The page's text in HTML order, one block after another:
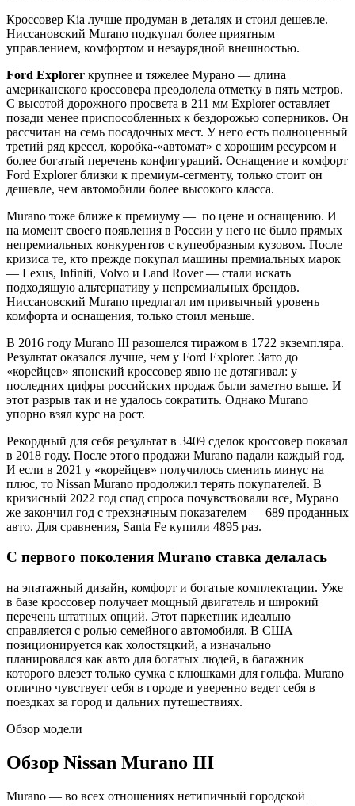
Кроссовер Kia лучше продуман в деталях и стоил дешевле.
Ниссановский Murano подкупал более приятным
управлением, комфортом и незаурядной внешностью.
Ford Explorer крупнее и тяжелее Мурано — длина
американского кроссовера преодолела отметку в пять метров.
С высотой дорожного просвета в 211 мм Explorer оставляет
позади менее приспособленных к бездорожью соперников. Он
рассчитан на семь посадочных мест. У него есть полноценный
третий ряд кресел, коробка-«автомат» с хорошим ресурсом и
более богатый перечень конфигураций. Оснащение и комфорт
Ford Explorer близки к премиум-сегменту, только стоит он
дешевле, чем автомобили более высокого класса.
Murano тоже ближе к премиуму — по цене и оснащению. И
на момент своего появления в России у него не было прямых
непремиальных конкурентов с купеобразным кузовом. После
кризиса те, кто прежде покупал машины премиальных марок
— Lexus, Infiniti, Volvo и Land Rover — стали искать
подходящую альтернативу у непремиальных брендов.
Ниссановский Murano предлагал им привычный уровень
комфорта и оснащения, только стоил меньше.
В 2016 году Murano III разошелся тиражом в 1722 экземпляра.
Результат оказался лучше, чем у Ford Explorer. Зато до
«корейцев» японский кроссовер явно не дотягивал: у
последних цифры российских продаж были заметно выше. И
этот разрыв так и не удалось сократить. Однако Murano
упорно взял курс на рост.
Рекордный для себя результат в 3409 сделок кроссовер показал
в 2018 году. После этого продажи Murano падали каждый год.
И если в 2021 у «корейцев» получилось сменить минус на
плюс, то Nissan Murano продолжил терять покупателей. В
кризисный 2022 год спад спроса почувствовали все, Мурано
же закончил год с трехзначным показателем — 689 проданных
авто. Для сравнения, Santa Fe купили 4895 раз.
С первого поколения Murano ставка делалась
на эпатажный дизайн, комфорт и богатые комплектации. Уже
в базе кроссовер получает мощный двигатель и широкий
перечень штатных опций. Этот паркетник идеально
справляется с ролью семейного автомобиля. В США
позиционируется как холостяцкий, а изначально
планировался как авто для богатых людей, в багажник
которого влезет только сумка с клюшками для гольфа. Murano
отлично чувствует себя в городе и уверенно ведет себя в
поездках за город и дальних путешествиях.
Обзор модели
Обзор Nissan Murano III
Murano — во всех отношениях нетипичный городской